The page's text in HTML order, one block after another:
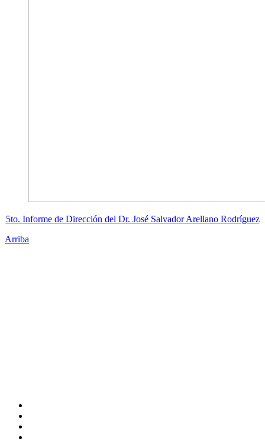
5to. Informe de Dirección del Dr. José Salvador Arellano Rodríguez
Arriba